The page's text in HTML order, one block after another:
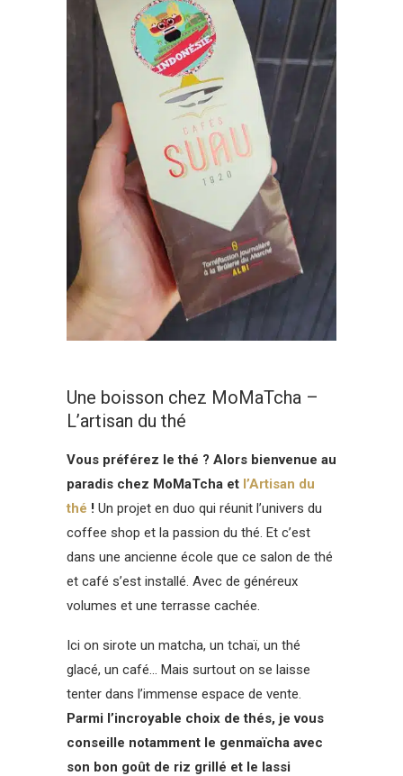
Une boisson chez MoMaTcha –
L’artisan du thé
Vous préférez le thé ? Alors bienvenue au
paradis chez MoMaTcha et l’Artisan du
thé ! Un projet en duo qui réunit l’univers du
coffee shop et la passion du thé. Et c’est
dans une ancienne école que ce salon de thé
et café s’est installé. Avec de généreux
volumes et une terrasse cachée.
Ici on sirote un matcha, un tchaï, un thé
glacé, un café… Mais surtout on se laisse
tenter dans l’immense espace de vente.
Parmi l’incroyable choix de thés, je vous
conseille notamment le genmaïcha avec
son bon goût de riz grillé et le lassi